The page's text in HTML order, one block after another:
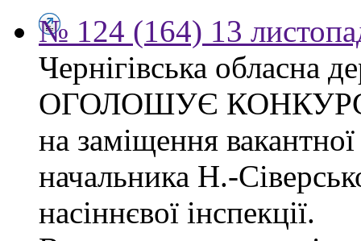
№ 124 (164) 13
Чернігівська обласна
ОГОЛОШУЄ
на заміщення
начальника Н.-
насіннєвої інспекції.